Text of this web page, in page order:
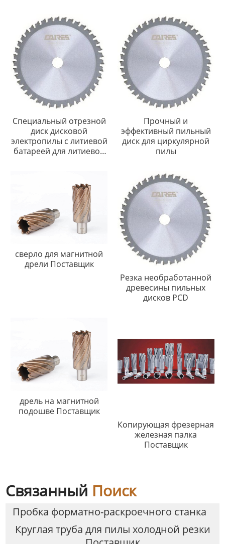
Специальный отрезной
диск дисковой
электропилы с литиевой
батареей для литиевой
Прочный и
эффективный пильный
диск для циркулярной
пилы
сверло для магнитной
дрели Поставщик
Резка необработанной
древесины пильных
дисков PCD
дрель на магнитной
подошве Поставщик
Копирующая фрезерная
железная палка
Поставщик
Связанный Поиск
Пробка форматно-раскроечного станка
Круглая труба для пилы холодной резки